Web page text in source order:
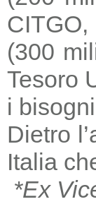
(300
Tesoro
i
Dietro
Italia
*Ex